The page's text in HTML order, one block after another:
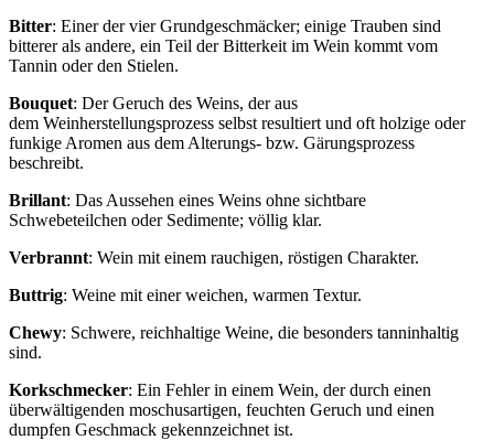
Bitter: Einer der vier Grundgeschmäcker; einige Trauben sind
bitterer als andere, ein Teil der Bitterkeit im Wein kommt vom
Tannin oder den Stielen.
Bouquet: Der Geruch des Weins, der aus
dem Weinherstellungsprozess selbst resultiert und oft holzige oder
funkige Aromen aus dem Alterungs- bzw. Gärungsprozess
beschreibt.
Brillant: Das Aussehen eines Weins ohne sichtbare
Schwebeteilchen oder Sedimente; völlig klar.
Verbrannt: Wein mit einem rauchigen, röstigen Charakter.
Buttrig: Weine mit einer weichen, warmen Textur.
Chewy: Schwere, reichhaltige Weine, die besonders tanninhaltig
sind.
Korkschmecker: Ein Fehler in einem Wein, der durch einen
überwältigenden moschusartigen, feuchten Geruch und einen
dumpfen Geschmack gekennzeichnet ist.